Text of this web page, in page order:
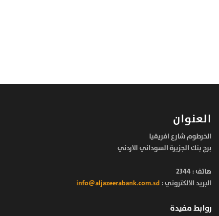
العنوان
الخرطوم شارع افريقيا
برج بنك الجزيرة السوداني الاردني
هاتف :2344
البريد الالكتروني : info@aljazeerabank.com.sd
روابط مفيدة